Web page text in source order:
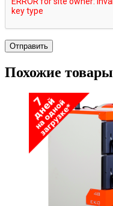
Похожие товары